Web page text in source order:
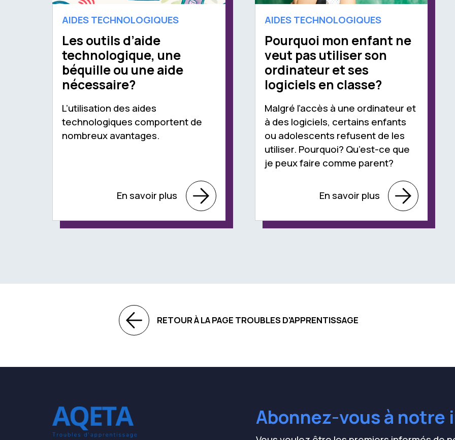
AIDES TECHNOLOGIQUES
Les outils d’aide
technologique, une
béquille ou une aide
nécessaire?
L’utilisation des aides
technologiques comportent de
nombreux avantages.
En savoir plus
AIDES TECHNOLOGIQUES
Pourquoi mon enfant ne
veut pas utiliser son
ordinateur et ses
logiciels en classe?
Malgré l’accès à une ordinateur et
à des logiciels, certains enfants
ou adolescents refusent de les
utiliser. Pourquoi? Qu’est-ce que
je peux faire comme parent?
En savoir plus
RETOUR À LA PAGE TROUBLES D'APPRENTISSAGE
Abonnez-vous à